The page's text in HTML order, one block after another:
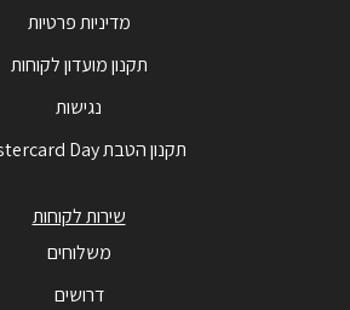
מדיניות פרטיות
תקנון מועדון לקוחות
נגישות
תקנון הטבת Mastercard Day
שירות לקוחות
משלוחים
דרושים